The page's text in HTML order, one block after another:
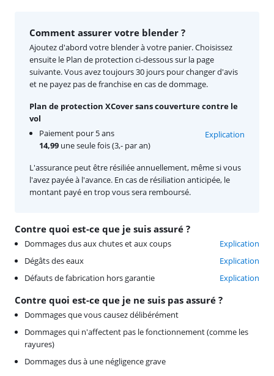
Contre quoi est-ce que je suis assuré ?
Dommages dus aux chutes et aux coups
Explication
Dégâts des eaux
Explication
Défauts de fabrication hors garantie
Explication
Contre quoi est-ce que je ne suis pas assuré ?
Dommages que vous causez délibérément
Dommages qui n'affectent pas le fonctionnement (comme les
rayures)
Dommages dus à une négligence grave
Comment assurer votre blender ?
Ajoutez d'abord votre blender à votre panier. Choisissez
ensuite le Plan de protection ci-dessous sur la page
suivante. Vous avez toujours 30 jours pour changer d'avis
et ne payez pas de franchise en cas de dommage.
Plan de protection XCover sans couverture contre le
vol
Paiement pour 5 ans
14,99 une seule fois (3,- par an)
Explication
L'assurance peut être résiliée annuellement, même si vous
l'avez payée à l'avance. En cas de résiliation anticipée, le
montant payé en trop vous sera remboursé.